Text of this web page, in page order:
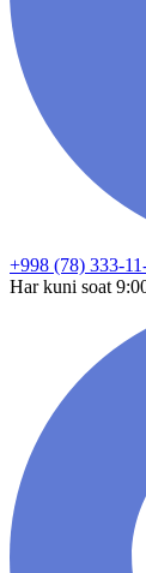
+998 (78) 333-
Har kuni soat